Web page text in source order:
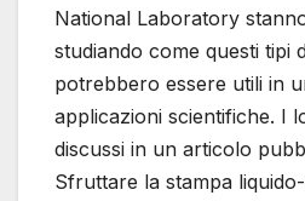
National Laboratory
studiando come questi tipi
potrebbero essere utili in
applicazioni scientifiche. I
discussi in un articolo
Sfruttare la stampa